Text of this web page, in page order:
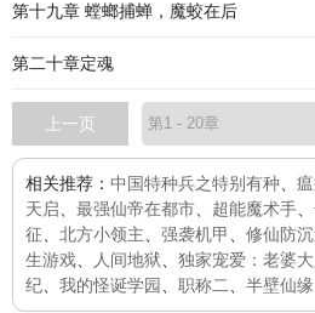
第十九章 螳螂捕蝉，魔蛟在后
第二十章定魂
上一页
相关推荐： 中国特种兵之特别有种
天启
最强仙帝在都市 超能魔术手
征
北方小领主 强袭机甲 修仙防
生游戏
人间地狱 独家宠爱：老婆
纪
我的怪诞学园 职称二 半壁仙缘